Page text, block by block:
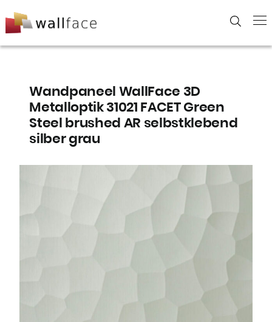
to
Wandpaneel WallFace 3D
Metalloptik 31021 FACET Green
Steel brushed AR selbstklebend
silber grau